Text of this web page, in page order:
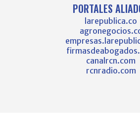
PORTALES
larepublica.co
canalrcn.com
rcnradio.com